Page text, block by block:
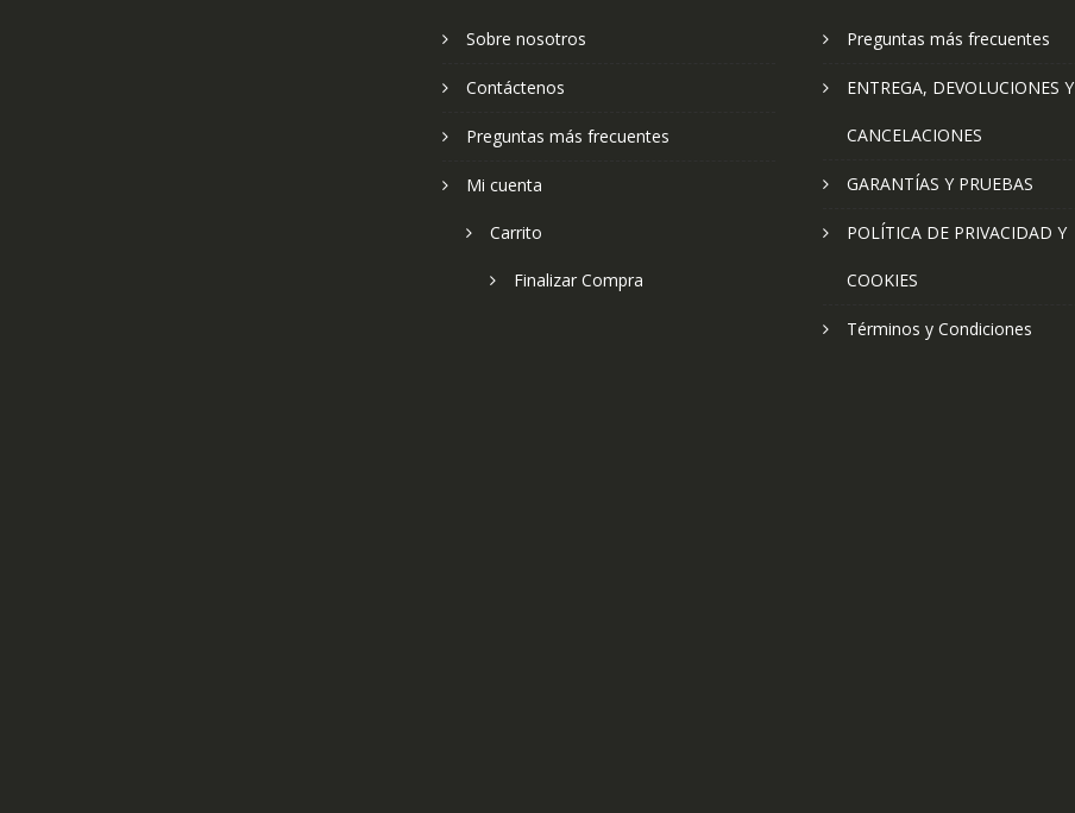
Sobre nosotros
Contáctenos
Preguntas más frecuentes
Mi cuenta
Carrito
Finalizar Compra
Preguntas más frecuentes
ENTREGA, DEVOLUCIONES Y
CANCELACIONES
GARANTÍAS Y PRUEBAS
POLÍTICA DE PRIVACIDAD Y
COOKIES
Términos y Condiciones